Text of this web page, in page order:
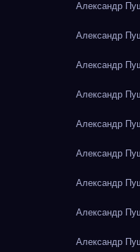
Александр
Александр
Александр
Александр
Александр
Александр
Александр
Александр
Александр